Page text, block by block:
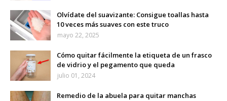
Olvídate del suavizante: Consigue toallas hasta
10 veces más suaves con este truco
mayo 22, 2025
Cómo quitar fácilmente la etiqueta de un frasco
de vidrio y el pegamento que queda
julio 01, 2024
Remedio de la abuela para quitar manchas